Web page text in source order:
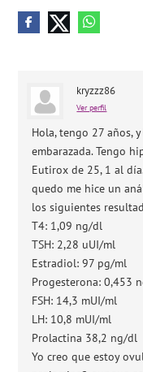
kryzzz86
Ver perfil
Hola, tengo 27 años,
embarazada. Tengo
Eutirox de 25, 1 al
quedo me hice un
los siguientes
T4: 1,09 ng/dl
TSH: 2,28 uUI/ml
Estradiol: 97 pg/ml
Progesterona: 0,453
FSH: 14,3 mUI/ml
LH: 10,8 mUI/ml
Prolactina 38,2 ng/dl
Yo creo que estoy